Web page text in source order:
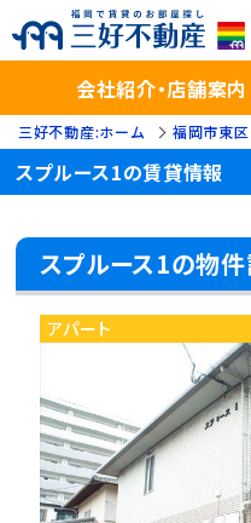
会社紹介・店舗案内
三好不動産:ホーム 福岡市東区
スプルース1の賃貸情報
スプルース1の物
アパート